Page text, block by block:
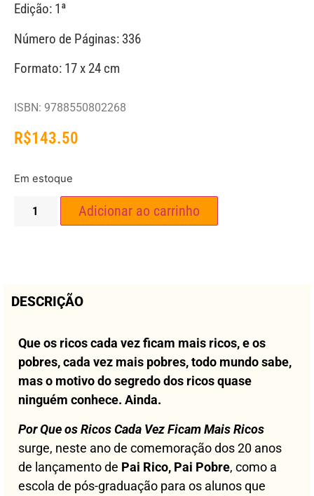
Edição: 1ª
Número de Páginas: 336
Formato: 17 x 24 cm
ISBN: 9788550802268
R$143.50
Em estoque
Adicionar ao carrinho
DESCRIÇÃO
Que os ricos cada vez ficam mais ricos, e os
pobres, cada vez mais pobres, todo mundo sabe,
mas o motivo do segredo dos ricos quase
ninguém conhece. Ainda.
Por Que os Ricos Cada Vez Ficam Mais Ricos
surge, neste ano de comemoração dos 20 anos
de lançamento de Pai Rico, Pai Pobre, como a
escola de pós-graduação para os alunos que